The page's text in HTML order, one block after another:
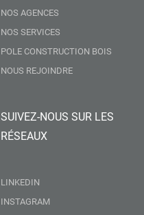
NOS AGENCES
NOS SERVICES
POLE CONSTRUCTION BOIS
NOUS REJOINDRE
SUIVEZ-NOUS SUR LES
RÉSEAUX
LINKEDIN
INSTAGRAM